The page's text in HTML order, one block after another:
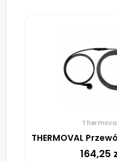
164,25